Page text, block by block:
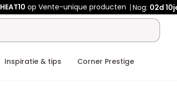
HEAT10 op Vente-unique producten Nog: 02d
Inspiratie & tips Corner Prestige